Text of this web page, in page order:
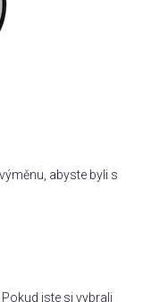
abyste byli s
jste si vybrali